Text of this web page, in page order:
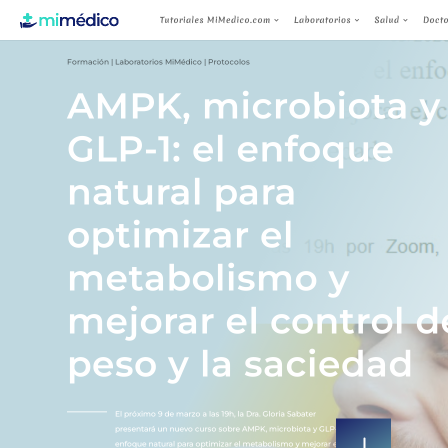
Tutoriales MiMedico.com Laboratorios Salud
Formación | Laboratorios MiMédico | Protocolos
AMPK, microbiota y
GLP-1: el enfoque
natural para
optimizar el
metabolismo y
mejorar el control
peso y la saciedad
El próximo 9 de marzo a las 19h, la Dra. Gloria Sabater
presentará un nuevo curso sobre AMPK, microbiota y GLP-1: el
enfoque natural para optimizar el metabolismo y mejorar el